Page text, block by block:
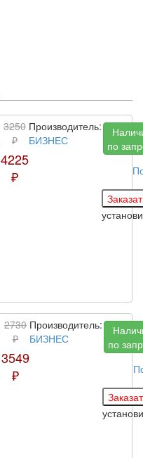
3250
₽
4225
₽
Производитель:
БИЗНЕС
по
2730
₽
3549
₽
Производитель:
БИЗНЕС
по